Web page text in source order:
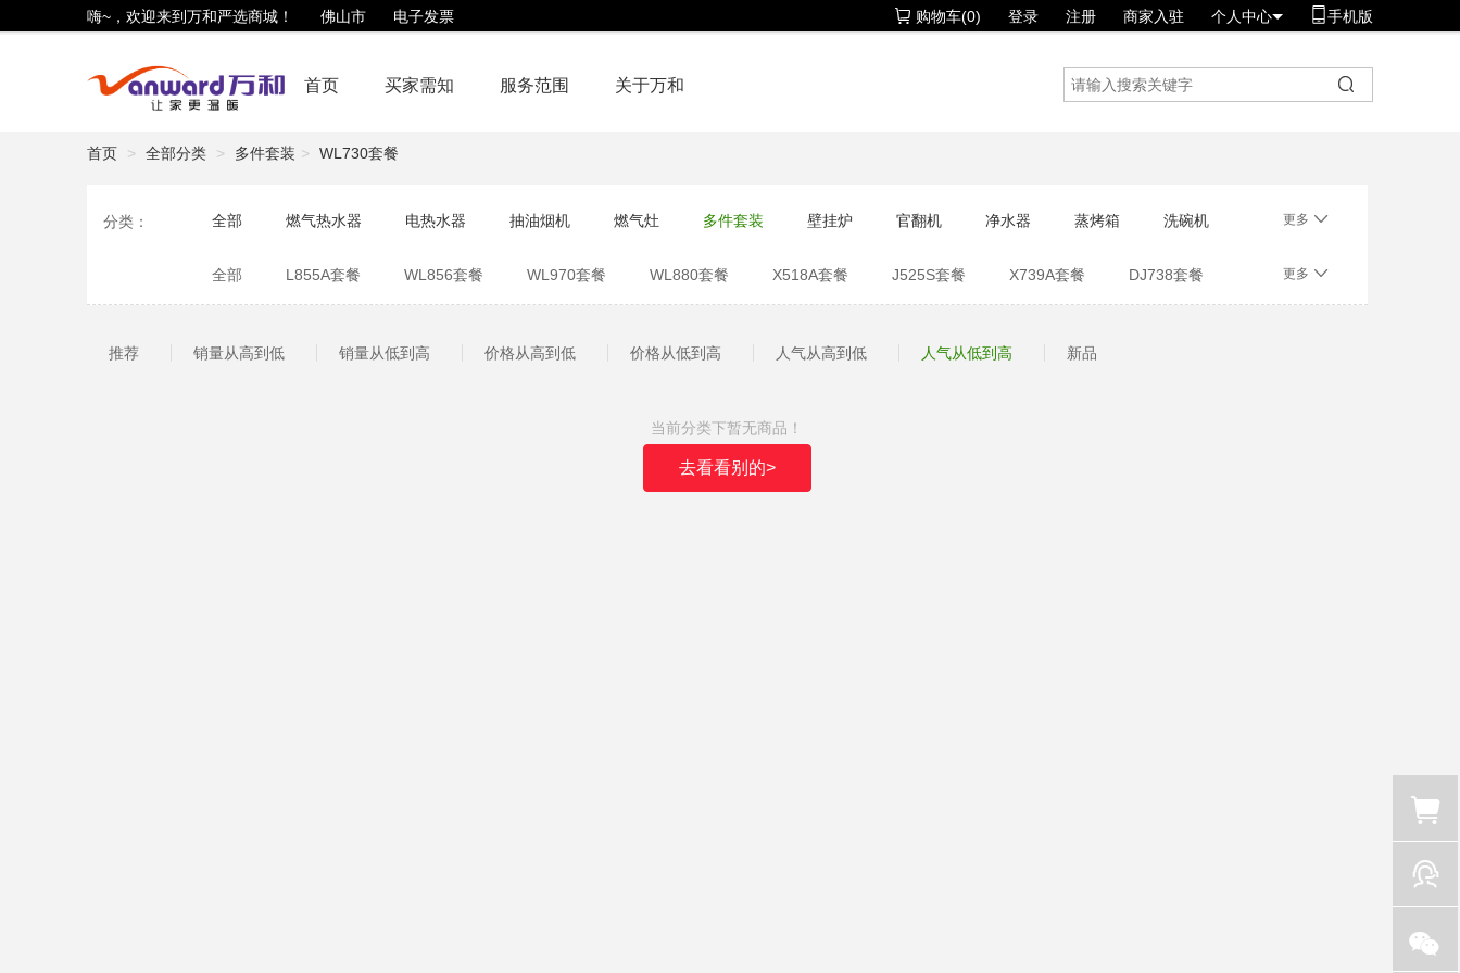
嗨~，欢迎来到万和严选商城！ 佛山市 电子发票 购物车(0) 登录 注册 商家入驻 个人中心 手机版
首页 买家需知 服务范围 关于万和
首页 全部分类 多件套装 WL730套餐
分类： 全部 燃气热水器 电热水器 抽油烟机 燃气灶 多件套装 壁挂炉 官翻机 净水器 蒸烤箱 洗碗机 更多
全部 L855A套餐 WL856套餐 WL970套餐 WL880套餐 X518A套餐 J525S套餐 X739A套餐 DJ738套餐 更多
推荐 销量从高到低 销量从低到高 价格从高到低 价格从低到高 人气从高到低 人气从低到高 新品
当前分类下暂无商品！
去看看别的>